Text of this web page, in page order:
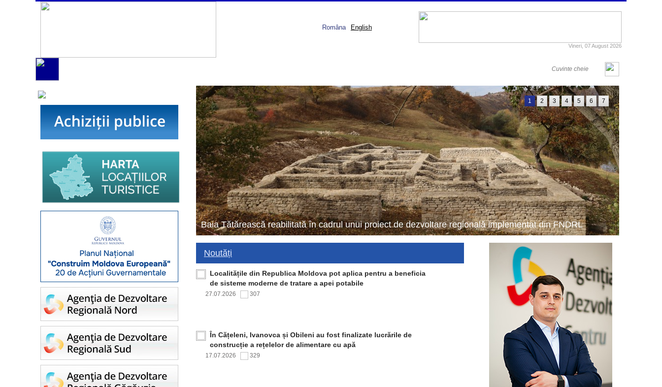
Vineri, 07 August 2026
Româna English
Baia Tătărească reabilitată în cadrul unui proiect de dezvoltare regională implementat din FNDRL
1 2 3 4 5 6 7
Noutăți
Localitățile din Republica Moldova pot aplica pentru a beneficia
de sisteme moderne de tratare a apei potabile
27.07.2026 307
În Cățeleni, Ivanovca și Obileni au fost finalizate lucrările de
construcție a rețelelor de alimentare cu apă
17.07.2026 329